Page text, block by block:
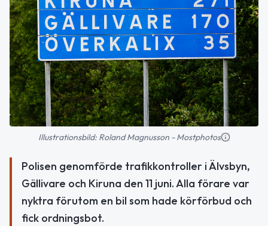
Illustrationsbild: Roland Magnusson - Mostphotos
Polisen genomförde trafikkontroller i Älvsbyn,
Gällivare och Kiruna den 11 juni. Alla förare var
nyktra förutom en bil som hade körförbud och
fick ordningsbot.